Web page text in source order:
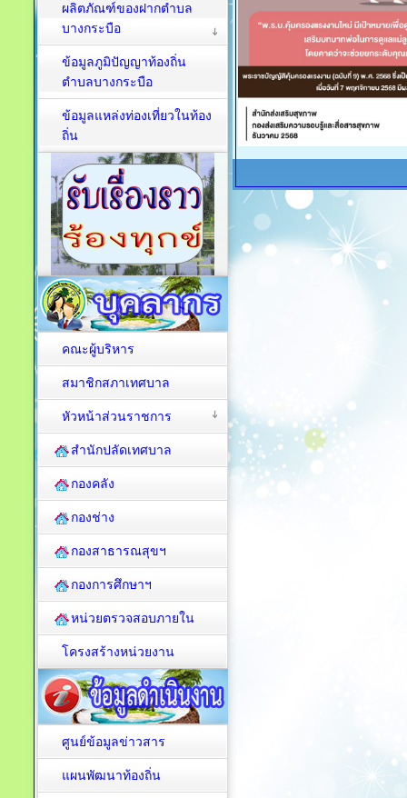
ผลิตภัณฑ์ของฝากตำบล
บางกระบือ
ข้อมูลภูมิปัญญาท้องถิ่น
ตำบลบางกระบือ
ข้อมูลแหล่งท่องเที่ยวในท้อง
ถิ่น
คณะผู้บริหาร
สมาชิกสภาเทศบาล
หัวหน้าส่วนราชการ
สำนักปลัดเทศบาล
กองคลัง
กองช่าง
กองสาธารณสุขฯ
กองการศึกษาฯ
หน่วยตรวจสอบภายใน
โครงสร้างหน่วยงาน
ศูนย์ข้อมูลข่าวสาร
แผนพัฒนาท้องถิ่น